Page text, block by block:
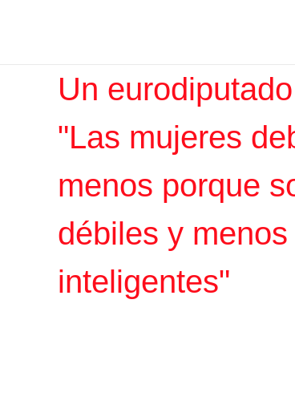
Un
"Las mujeres
menos porque
débiles y menos
inteligentes"